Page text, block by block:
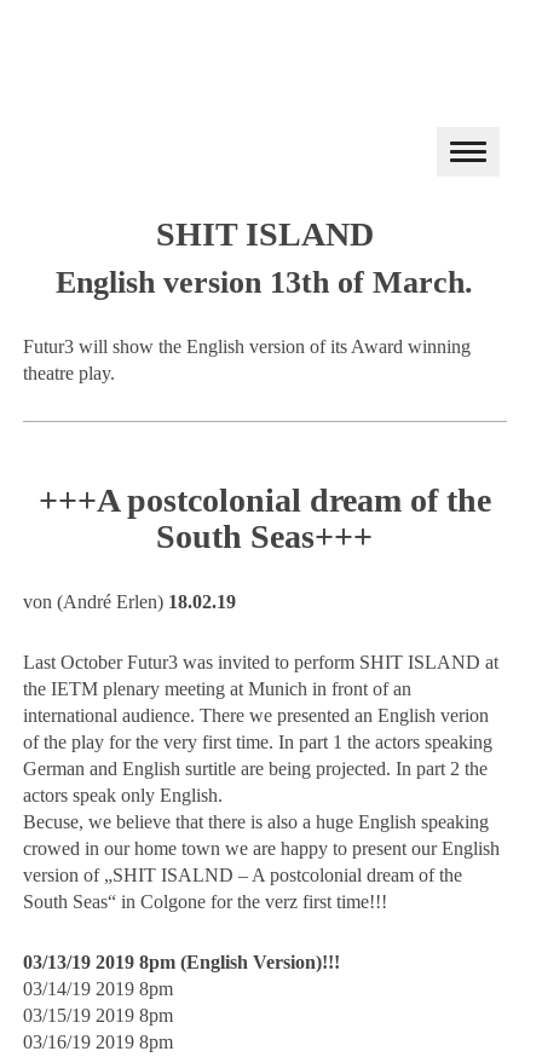
SHIT ISLAND
English version 13th of March.
Futur3 will show the English version of its Award winning
theatre play.
+++A postcolonial dream of the
South Seas+++
von (André Erlen) 18.02.19
Last October Futur3 was invited to perform SHIT ISLAND at
the IETM plenary meeting at Munich in front of an
international audience. There we presented an English verion
of the play for the very first time. In part 1 the actors speaking
German and English surtitle are being projected. In part 2 the
actors speak only English.
Becuse, we believe that there is also a huge English speaking
crowed in our home town we are happy to present our English
version of „SHIT ISALND – A postcolonial dream of the
South Seas“ in Colgone for the verz first time!!!
03/13/19 2019 8pm (English Version)!!!
03/14/19 2019 8pm
03/15/19 2019 8pm
03/16/19 2019 8pm